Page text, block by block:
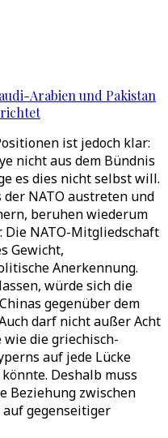
Arabien und Pakistan
ist jedoch klar:
nicht aus dem Bündnis
es dies nicht selbst will.
NATO austreten und
beruhen wiederum
Die NATO-Mitgliedschaft
Gewicht,
Anerkennung.
würde sich die
gegenüber dem
darf nicht außer Acht
wie die griechisch-
auf jede Lücke
Deshalb muss
Beziehung zwischen
auf gegenseitiger